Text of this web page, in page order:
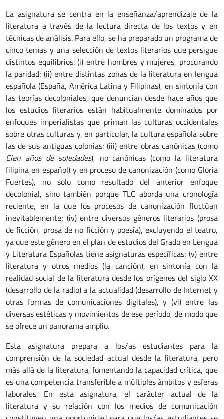
La asignatura se centra en la enseñanza/aprendizaje de la
literatura a través de la lectura directa de los textos y en
técnicas de análisis. Para ello, se ha preparado un programa de
cinco temas y una selección de textos literarios que persigue
distintos equilibrios: (i) entre hombres y mujeres, procurando
la paridad; (ii) entre distintas zonas de la literatura en lengua
española (España, América Latina y Filipinas), en sintonía con
las teorías decoloniales, que denuncian desde hace años que
los estudios literarios están habitualmente dominados por
enfoques imperialistas que priman las culturas occidentales
sobre otras culturas y, en particular, la cultura española sobre
las de sus antiguas colonias; (iii) entre obras canónicas (como
Cien años de soledades), no canónicas (como la literatura
filipina en español) y en proceso de canonización (como Gloria
Fuertes), no solo como resultado del anterior enfoque
decolonial, sino también porque TLC aborda una cronología
reciente, en la que los procesos de canonización fluctúan
inevitablemente; (iv) entre diversos géneros literarios (prosa
de ficción, prosa de no ficción y poesía), excluyendo el teatro,
ya que este género en el plan de estudios del Grado en Lengua
y Literatura Españolas tiene asignaturas específicas; (v) entre
literatura y otros medios (la canción), en sintonía con la
realidad social de la literatura desde los orígenes del siglo XX
(desarrollo de la radio) a la actualidad (desarrollo de Internet y
otras formas de comunicaciones digitales), y (vi) entre las
diversas estéticas y movimientos de ese período, de modo que
se ofrece un panorama amplio.
Esta asignatura prepara a los/as estudiantes para la
comprensión de la sociedad actual desde la literatura, pero
más allá de la literatura, fomentando la capacidad crítica, que
es una competencia transferible a múltiples ámbitos y esferas
laborales. En esta asignatura, el carácter actual de la
literatura y su relación con los medios de comunicación